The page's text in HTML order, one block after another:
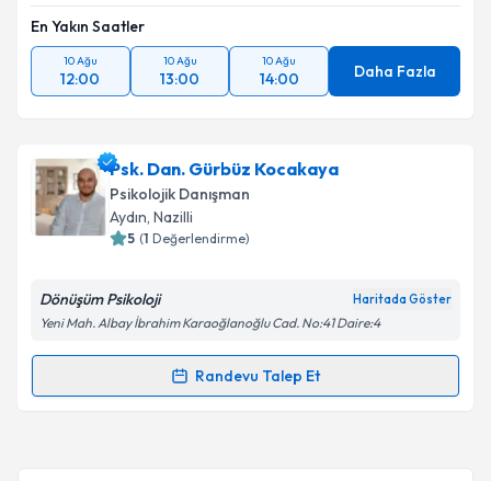
En Yakın Saatler
10 Ağu
12:00
10 Ağu
13:00
10 Ağu
14:00 Daha Fazla
Psk. Dan. Gürbüz Kocakaya
Psikolojik Danışman
Aydın, Nazilli
5 (1 Değerlendirme)
Dönüşüm Psikoloji Haritada Göster
Yeni Mah. Albay İbrahim Karaoğlanoğlu Cad. No:41 Daire:4
Randevu Talep Et
Randevu Takvimi Talebi